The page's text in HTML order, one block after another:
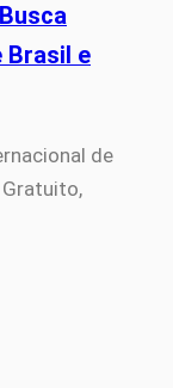
Brasil e
de